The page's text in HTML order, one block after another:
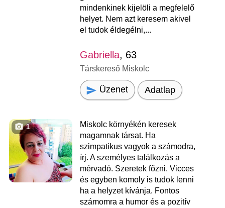
mindenkinek kijelöli a megfelelő
helyet. Nem azt keresem akivel
el tudok éldegélni,...
Gabriella, 63
Társkereső Miskolc
Üzenet Adatlap
1
Miskolc környékén keresek
magamnak társat. Ha
szimpatikus vagyok a számodra,
írj. A személyes találkozás a
mérvadó. Szeretek főzni. Vicces
és egyben komoly is tudok lenni
ha a helyzet kívánja. Fontos
számomra a humor és a pozitív